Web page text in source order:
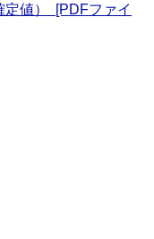
定値） [PDFファイ